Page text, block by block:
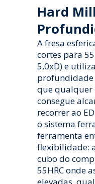
Hard
A fresa
cortes para
5,0xD) e
profundidade
que qualquer
consegue
recorrer ao
o sistema
ferramenta
flexibilidade:
cubo do
55HRC onde